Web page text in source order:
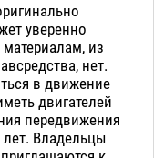
уверенно
из
нет.
в движение
двигателей
передвижения
лет. Владельцы